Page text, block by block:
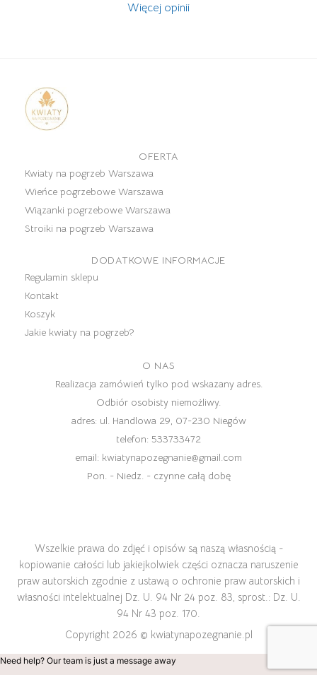
Więcej opinii
OFERTA
Kwiaty na pogrzeb Warszawa
Wieńce pogrzebowe Warszawa
Wiązanki pogrzebowe Warszawa
Stroiki na pogrzeb Warszawa
DODATKOWE INFORMACJE
Regulamin sklepu
Kontakt
Koszyk
Jakie kwiaty na pogrzeb?
O NAS
Realizacja zamówień tylko pod wskazany adres.
Odbiór osobisty niemożliwy.
adres: ul. Handlowa 29, 07-230 Niegów
telefon: 533733472
email: kwiatynapozegnanie@gmail.com
Pon. - Niedz. - czynne całą dobę
Wszelkie prawa do zdjęć i opisów są naszą własnością -
kopiowanie całości lub jakiejkolwiek części oznacza naruszenie
praw autorskich zgodnie z ustawą o ochronie praw autorskich i
własności intelektualnej Dz. U. 94 Nr 24 poz. 83, sprost.: Dz. U.
94 Nr 43 poz. 170.
Copyright 2026 © kwiatynapozegnanie.pl
Need help? Our team is just a message away